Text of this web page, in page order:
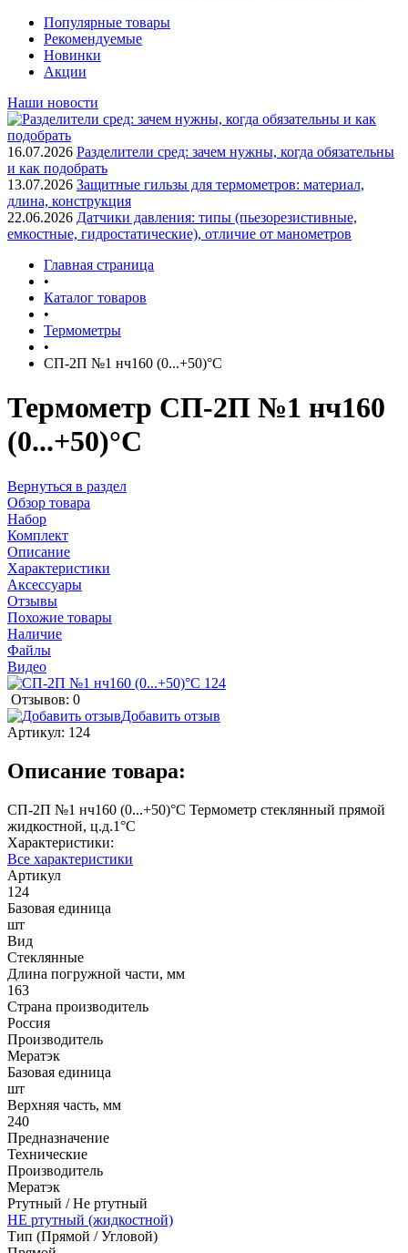
Популярные товары
Рекомендуемые
Новинки
Акции
Наши новости
16.07.2026 Разделители сред: зачем нужны, когда обязательны
и как подобрать
13.07.2026 Защитные гильзы для термометров: материал,
длина, конструкция
22.06.2026 Датчики давления: типы (пьезорезистивные,
емкостные, гидростатические), отличие от манометров
Главная страница
•
Каталог товаров
•
Термометры
•
СП-2П №1 нч160 (0...+50)°С
Термометр СП-2П №1 нч160
(0...+50)°С
Вернуться в раздел
Обзор товара
Набор
Комплект
Описание
Характеристики
Аксессуары
Отзывы
Похожие товары
Наличие
Файлы
Видео
Отзывов: 0
Добавить отзыв
Артикул: 124
Описание товара:
СП-2П №1 нч160 (0...+50)°С Термометр стеклянный прямой
жидкостной, ц.д.1°С
Характеристики:
Все характеристики
Артикул
124
Базовая единица
шт
Вид
Стеклянные
Длина погружной части, мм
163
Страна производитель
Россия
Производитель
Мератэк
Базовая единица
шт
Верхняя часть, мм
240
Предназначение
Технические
Производитель
Мератэк
Ртутный / Не ртутный
НЕ ртутный (жидкостной)
Тип (Прямой / Угловой)